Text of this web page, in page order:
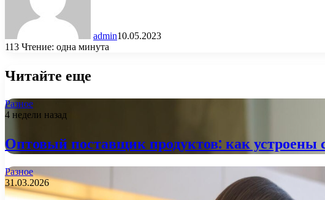
admin10.05.2023
113 Чтение: одна минута
Читайте еще
Разное
4 недели назад
Оптовый поставщик продуктов: как устроены
Разное
31.03.2026